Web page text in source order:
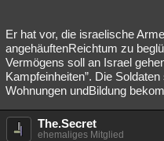
Er hat vor, die israelische
angehäuftenReichtum zu
Vermögens soll an Israel
Kampfeinheiten”. Die
Wohnungen undBildung
The.Secret
ehemaliges Mitglied